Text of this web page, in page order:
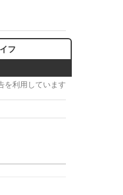
フ
を利用しています